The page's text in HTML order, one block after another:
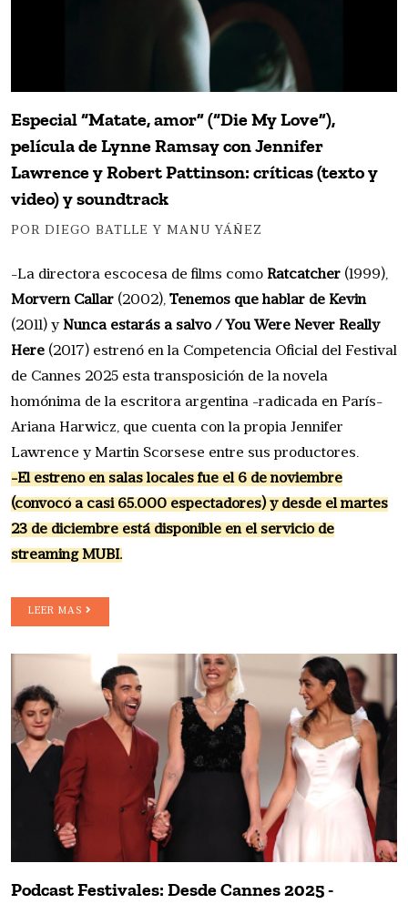
Especial “Matate, amor” (“Die My Love”),
película de Lynne Ramsay con Jennifer
Lawrence y Robert Pattinson: críticas (texto y
video) y soundtrack
POR DIEGO BATLLE Y MANU YÁÑEZ
-La directora escocesa de films como Ratcatcher (1999),
Morvern Callar (2002), Tenemos que hablar de Kevin
(2011) yNunca estarás a salvo / You Were Never Really
Here (2017) estrenó en la Competencia Oficial del Festival
de Cannes 2025 esta transposición de la novela
homónima de la escritora argentina -radicada en París-
Ariana Harwicz, que cuenta con la propia Jennifer
Lawrence y Martin Scorsese entre sus productores.
-El estreno en salas locales fue el 6 de noviembre
(convocó a casi 65.000 espectadores) y desde el martes
23 de diciembre está disponible en el servicio de
streaming MUBI.
LEER MAS
Podcast Festivales: Desde Cannes 2025 -